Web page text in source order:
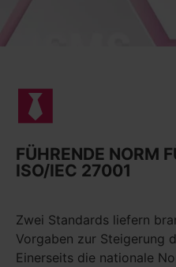
FÜHRENDE NORM
ISO/IEC 27001
Zwei Standards liefern
Vorgaben zur Steigerung
Einerseits die nationale